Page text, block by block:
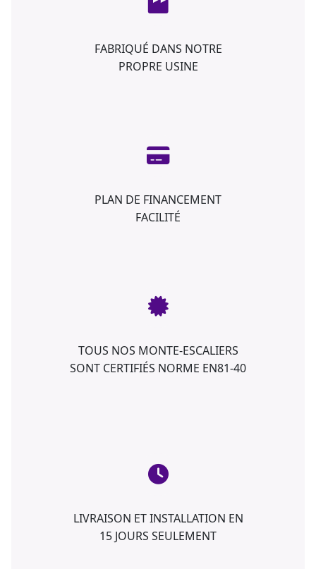
FABRIQUÉ DANS NOTRE
PROPRE USINE
PLAN DE FINANCEMENT
FACILITÉ
TOUS NOS MONTE-ESCALIERS
SONT CERTIFIÉS NORME EN81-40
LIVRAISON ET INSTALLATION EN
15 JOURS SEULEMENT